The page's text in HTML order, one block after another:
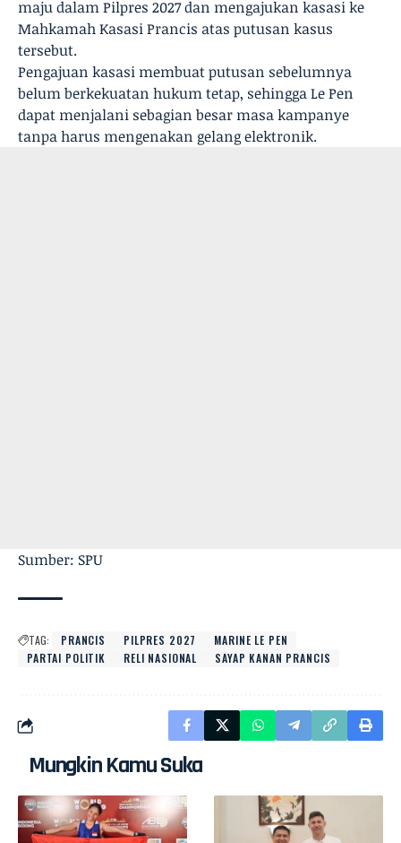
maju dalam Pilpres 2027 dan mengajukan kasasi ke
Mahkamah Kasasi Prancis atas putusan kasus
tersebut.
Pengajuan kasasi membuat putusan sebelumnya
belum berkekuatan hukum tetap, sehingga Le Pen
dapat menjalani sebagian besar masa kampanye
tanpa harus mengenakan gelang elektronik.
Sumber: SPU
TAG: PRANCIS PILPRES 2027
MARINE LE PEN
PARTAI POLITIK
RELI NASIONAL SAYAP KANAN PRANCIS
Mungkin Kamu Suka